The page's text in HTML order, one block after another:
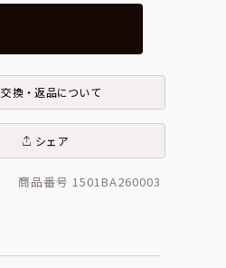
交換・返品について
シェア
商品番号 1501BA260003